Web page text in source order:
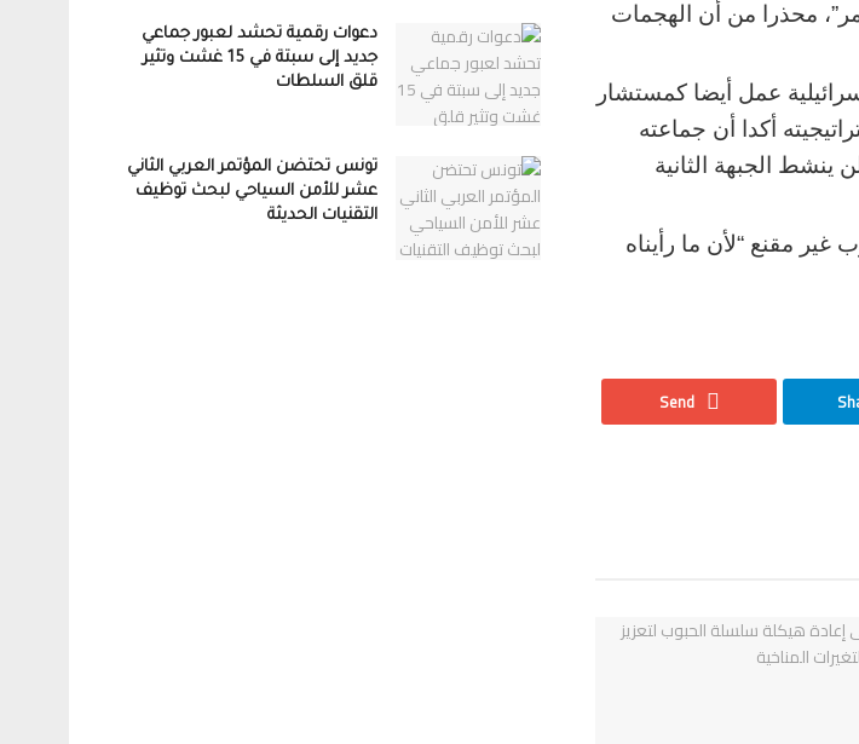
محذرا من أن الهجمات
عمل أيضا كمستشار
أكدا أن جماعته
الجبهة الثانية
مقنع “لأن ما رأيناه
Send
دعوات رقمية تحشد لعبور جماعي
جديد إلى سبتة في 15 غشت وتثير
قلق السلطات
تونس تحتضن المؤتمر العربي الثاني
عشر للأمن السياحي لبحث توظيف
التقنيات الحديثة